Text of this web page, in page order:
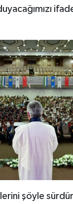
şöyle